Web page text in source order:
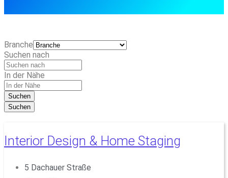
Branche
Suchen nach
In der Nähe
Suchen
Suchen
Interior Design & Home Staging
5 Dachauer Straße